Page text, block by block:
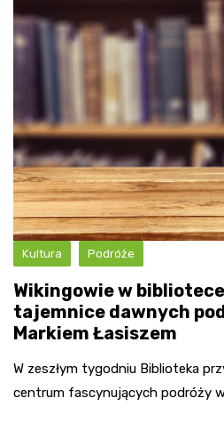
Kultura Podróże
Wikingowie w
tajemnice dawnych
Markiem Łasiszem
W zeszłym tygodniu Biblioteka
centrum fascynujących podróży